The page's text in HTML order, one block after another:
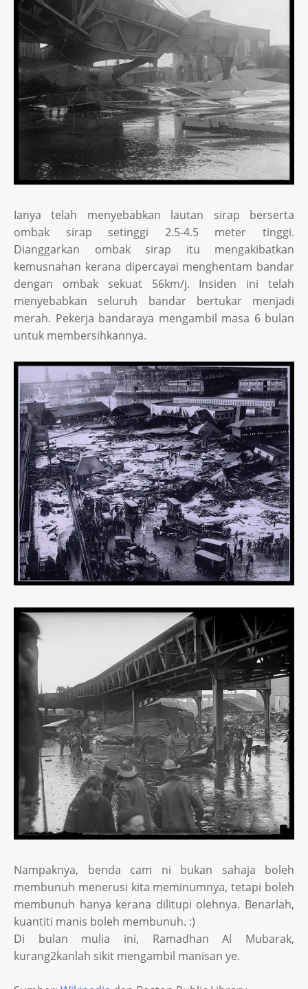
Ianya telah menyebabkan lautan sirap berserta
ombak sirap setinggi 2.5-4.5 meter tinggi.
Dianggarkan ombak sirap itu mengakibatkan
kemusnahan kerana dipercayai menghentam bandar
dengan ombak sekuat 56km/j. Insiden ini telah
menyebabkan seluruh bandar bertukar menjadi
merah. Pekerja bandaraya mengambil masa 6 bulan
untuk membersihkannya.
Nampaknya, benda cam ni bukan sahaja boleh
membunuh menerusi kita meminumnya, tetapi boleh
membunuh hanya kerana dilitupi olehnya. Benarlah,
kuantiti manis boleh membunuh. :)
Di bulan mulia ini, Ramadhan Al Mubarak,
kurang2kanlah sikit mengambil manisan ye.